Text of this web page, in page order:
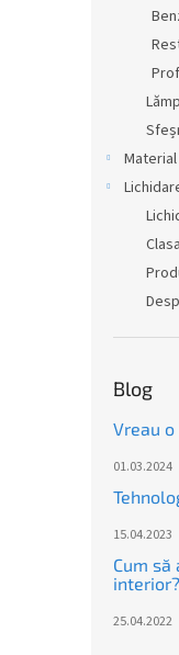
Blog
Vreau
01.03.2024
15.04.2023
Cum
interior?
25.04.2022